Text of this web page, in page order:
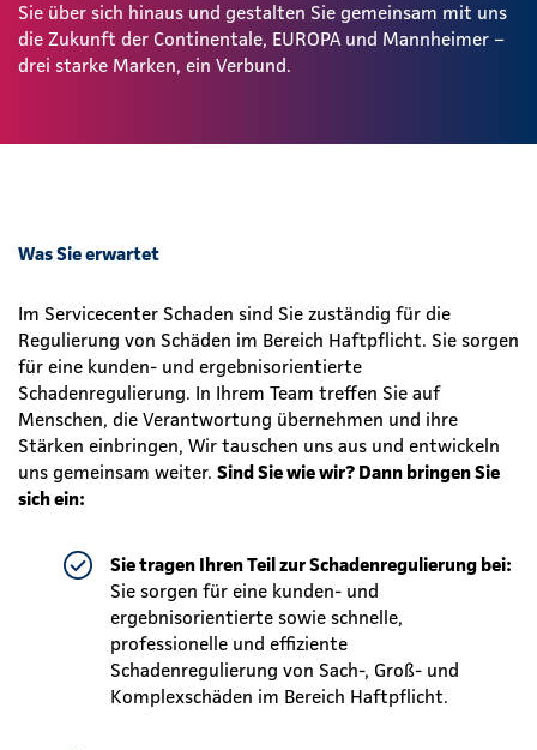
Sie über sich hinaus und gestalten Sie gemeinsam mit uns
die Zukunft der Continentale, EUROPA und Mannheimer –
drei starke Marken, ein Verbund.
Was Sie erwartet
Im Servicecenter Schaden sind Sie zuständig für die
Regulierung von Schäden im Bereich Haftpflicht. Sie sorgen
für eine kunden- und ergebnisorientierte
Schadenregulierung. In Ihrem Team treffen Sie auf
Menschen, die Verantwortung übernehmen und ihre
Stärken einbringen, Wir tauschen uns aus und entwickeln
uns gemeinsam weiter. Sind Sie wie wir? Dann bringen Sie
sich ein:
Sie tragen Ihren Teil zur Schadenregulierung bei:
Sie sorgen für eine kunden- und
ergebnisorientierte sowie schnelle,
professionelle und effiziente
Schadenregulierung von Sach-, Groß- und
Komplexschäden im Bereich Haftpflicht.